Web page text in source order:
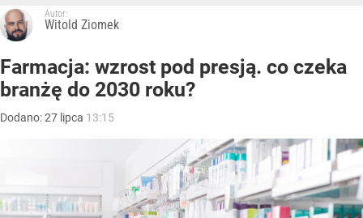
Autor:
Witold Ziomek
Farmacja: wzrost pod presją. co czeka
branżę do 2030 roku?
Dodano:27 lipca 13:15